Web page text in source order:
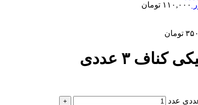
۱۱۰,۰۰۰ تومان
تومان
۳ عددی